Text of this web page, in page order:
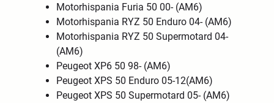
Motorhispania Furia 50 00- (AM6)
Motorhispania RYZ 50 Enduro 04- (AM6)
Motorhispania RYZ 50 Supermotard 04-
(AM6)
Peugeot XP6 50 98- (AM6)
Peugeot XPS 50 Enduro 05-12(AM6)
Peugeot XPS 50 Supermotard 05- (AM6)